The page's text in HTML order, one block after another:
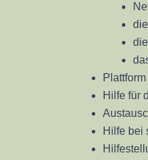
Hilfe für
Hilfe bei